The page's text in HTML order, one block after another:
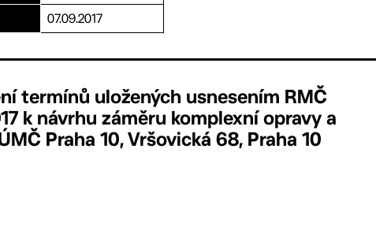
07.09.2017
termínů uložených usnesením RMČ
k návrhu záměru komplexní opravy a
Praha 10, Vršovická 68, Praha 10